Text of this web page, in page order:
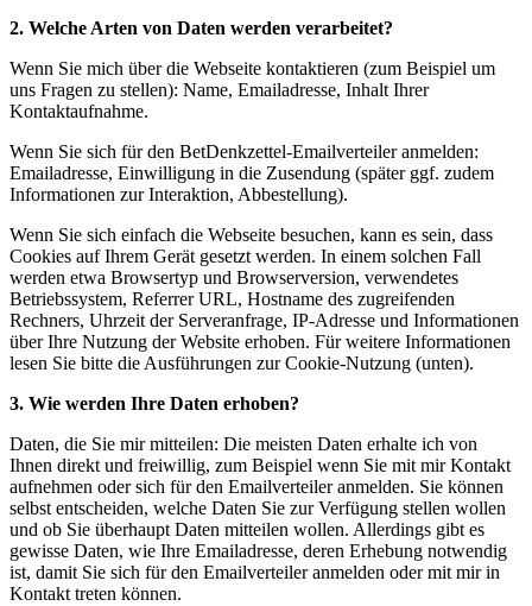
2. Welche Arten von Daten werden verarbeitet?
Wenn Sie mich über die Webseite kontaktieren (zum Beispiel um
uns Fragen zu stellen): Name, Emailadresse, Inhalt Ihrer
Kontaktaufnahme.
Wenn Sie sich für den BetDenkzettel-Emailverteiler anmelden:
Emailadresse, Einwilligung in die Zusendung (später ggf. zudem
Informationen zur Interaktion, Abbestellung).
Wenn Sie sich einfach die Webseite besuchen, kann es sein, dass
Cookies auf Ihrem Gerät gesetzt werden. In einem solchen Fall
werden etwa Browsertyp und Browserversion, verwendetes
Betriebssystem, Referrer URL, Hostname des zugreifenden
Rechners, Uhrzeit der Serveranfrage, IP-Adresse und Informationen
über Ihre Nutzung der Website erhoben. Für weitere Informationen
lesen Sie bitte die Ausführungen zur Cookie-Nutzung (unten).
3. Wie werden Ihre Daten erhoben?
Daten, die Sie mir mitteilen: Die meisten Daten erhalte ich von
Ihnen direkt und freiwillig, zum Beispiel wenn Sie mit mir Kontakt
aufnehmen oder sich für den Emailverteiler anmelden. Sie können
selbst entscheiden, welche Daten Sie zur Verfügung stellen wollen
und ob Sie überhaupt Daten mitteilen wollen. Allerdings gibt es
gewisse Daten, wie Ihre Emailadresse, deren Erhebung notwendig
ist, damit Sie sich für den Emailverteiler anmelden oder mit mir in
Kontakt treten können.